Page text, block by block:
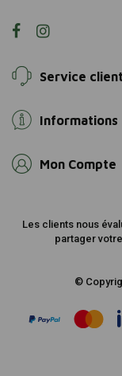
Service client
Informations
Mon Compte
Les clients nous
partager
©